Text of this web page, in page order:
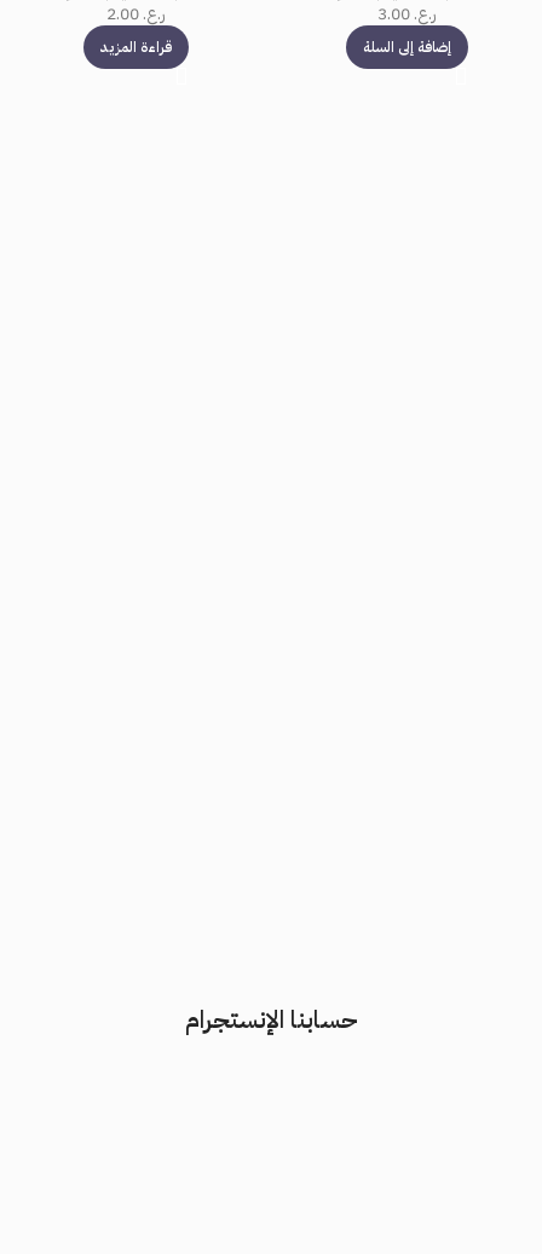
ر.ع.3.00
إضافة إلى السلة
ر.ع.2.00
قراءة المزيد
حسابنا الإنستجرام